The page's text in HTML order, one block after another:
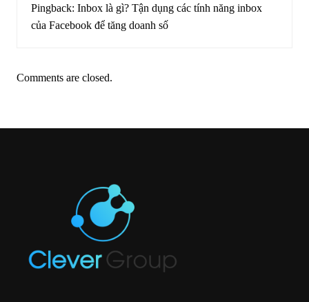
Pingback: Inbox là gì? Tận dụng các tính năng inbox
của Facebook để tăng doanh số
Comments are closed.